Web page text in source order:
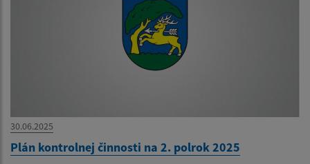
30.06.2025
Plán kontrolnej činnosti na 2. polrok 2025